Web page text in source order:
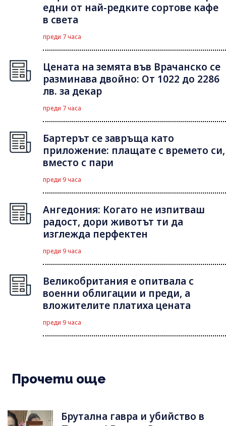
едни от най-редките сортове кафе
в света
преди 7 часа
Цената на земята във Врачанско се
разминава двойно: От 1022 до 2286
лв. за декар
преди 7 часа
Бартерът се завръща като
приложение: плащате с времето си,
вместо с пари
преди 9 часа
Ангедония: Когато не изпитваш
радост, дори животът ти да
изглежда перфектен
преди 9 часа
Великобритания е опитвала с
военни облигации и преди, а
вложителите платиха цената
преди 9 часа
Прочети още
Брутална гавра и убийство в